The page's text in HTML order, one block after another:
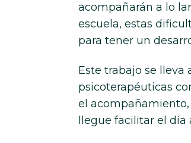
acompañarán a lo
escuela, estas
para tener un
Este trabajo se lleva
psicoterapéuticas
el
llegue facilitar el